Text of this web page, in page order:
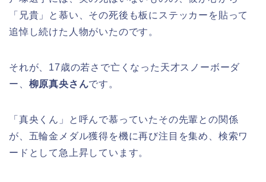
「兄貴」と慕い、その死後も板にステッカーを貼って
追悼し続けた人物がいたのです。
それが、17歳の若さで亡くなった天才スノーボーダ
ー、 柳原真央さんです。
「真央くん」と呼んで慕っていたその先輩との関係
が、五輪金メダル獲得を機に再び注目を集め、検索ワ
ードとして急上昇しています。